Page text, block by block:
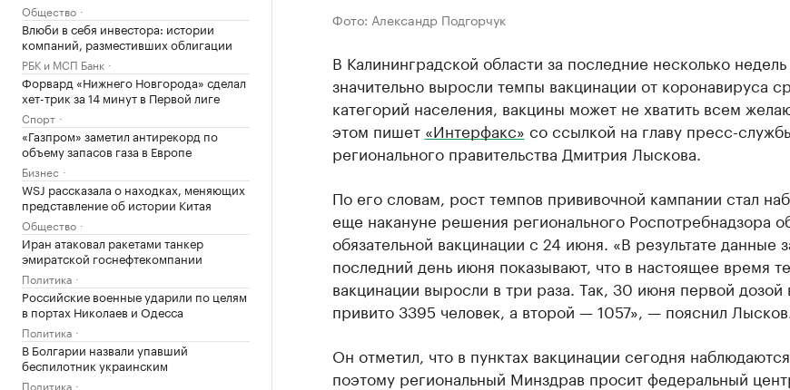
Общество
Влюби в себя инвестора: истории
компаний, разместивших облигации
РБК и МСП Банк
Форвард «Нижнего Новгорода» сделал
хет-трик за 14 минут в Первой лиге
Спорт
«Газпром» заметил антирекорд по
объему запасов газа в Европе
Бизнес
WSJ рассказала о находках, меняющих
представление об истории Китая
Общество
Иран атаковал ракетами танкер
эмиратской госнефтекомпании
Политика
Российские военные ударили по целям
в портах Николаев и Одесса
Политика
В Болгарии назвали упавший
беспилотник украинским
Политика
Фото: Александр Подгорчук
В Калининградской области за последние несколько недель
значительно выросли темпы вакцинации от коронавируса
категорий населения, вакцины может не хватить всем
этом пишет «Интерфакс» со ссылкой на главу пресс-
регионального правительства Дмитрия Лыскова.
По его словам, рост темпов прививочной кампании стал
еще накануне решения регионального Роспотребнадзора
обязательной вакцинации с 24 июня. «В результате данные
последний день июня показывают, что в настоящее время
вакцинации выросли в три раза. Так, 30 июня первой дозой
привито 3395 человек, а второй — 1057», — пояснил Лысков.
Он отметил, что в пунктах вакцинации сегодня
поэтому региональный Минздрав просит федеральный